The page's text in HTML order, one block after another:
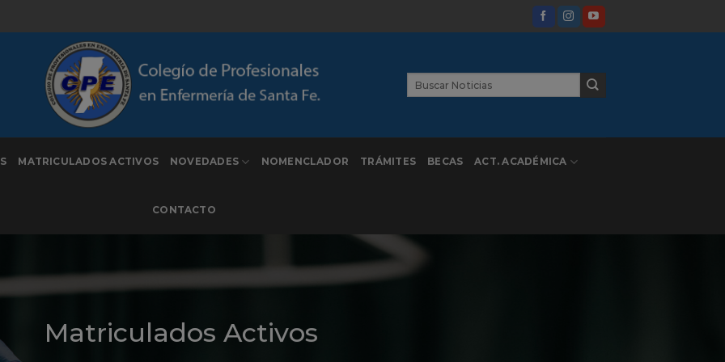
MATRICULADOS ACTIVOS NOVEDADES NOMENCLADOR TRÁMITES BECAS ACT. ACADÉMICA
CONTACTO
Matriculados Activos